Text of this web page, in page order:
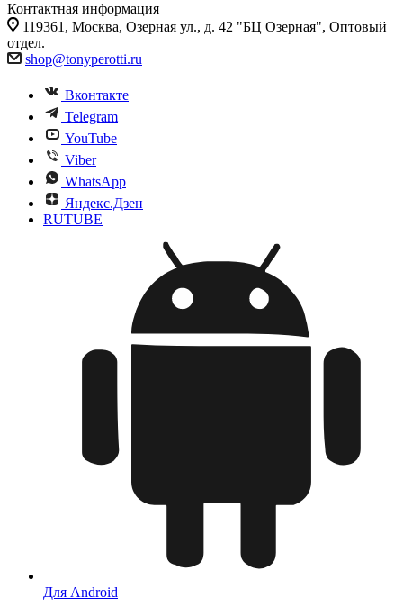
Контактная информация
119361, Москва, Озерная ул., д. 42 "БЦ Озерная", Оптовый
отдел.
shop@tonyperotti.ru
Вконтакте
Telegram
YouTube
Viber
WhatsApp
Яндекс.Дзен
RUTUBE
Для Android